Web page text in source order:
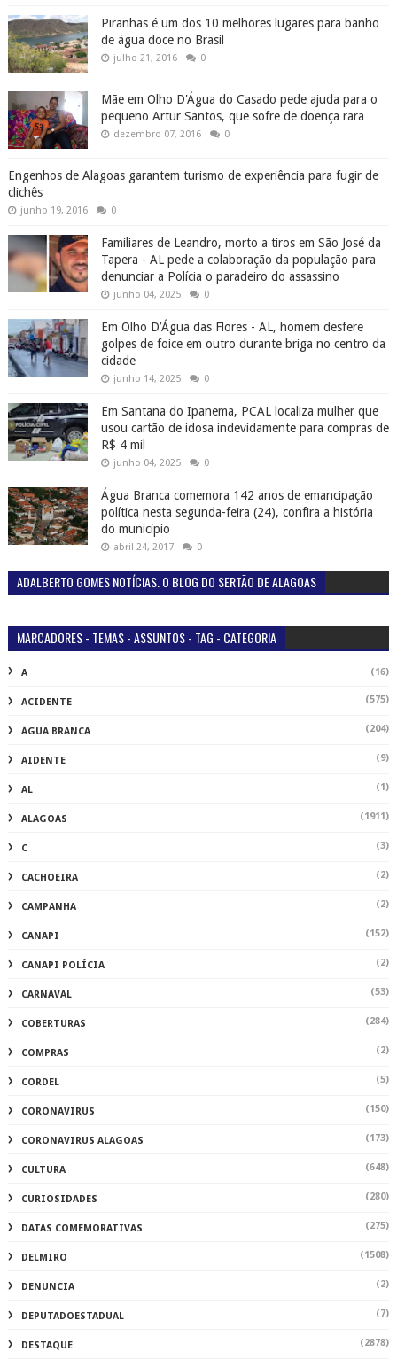
Piranhas é um dos 10 melhores lugares para banho
de água doce no Brasil
julho 21, 2016 0
Mãe em Olho D'Água do Casado pede ajuda para o
pequeno Artur Santos, que sofre de doença rara
dezembro 07, 2016 0
Engenhos de Alagoas garantem turismo de experiência para fugir de
clichês
junho 19, 2016 0
Familiares de Leandro, morto a tiros em São José da
Tapera - AL pede a colaboração da população para
denunciar a Polícia o paradeiro do assassino
junho 04, 2025 0
Em Olho D’Água das Flores - AL, homem desfere
golpes de foice em outro durante briga no centro da
cidade
junho 14, 2025 0
Em Santana do Ipanema, PCAL localiza mulher que
usou cartão de idosa indevidamente para compras de
R$ 4 mil
junho 04, 2025 0
Água Branca comemora 142 anos de emancipação
política nesta segunda-feira (24), confira a história
do município
abril 24, 2017 0
ADALBERTO GOMES NOTÍCIAS. O BLOG DO SERTÃO DE ALAGOAS
MARCADORES - TEMAS - ASSUNTOS - TAG - CATEGORIA
A (16)
ACIDENTE (575)
ÁGUA BRANCA (204)
AIDENTE (9)
AL (1)
ALAGOAS (1911)
C (3)
CACHOEIRA (2)
CAMPANHA (2)
CANAPI (152)
CANAPI POLÍCIA (2)
CARNAVAL (53)
COBERTURAS (284)
COMPRAS (2)
CORDEL (5)
CORONAVIRUS (150)
CORONAVIRUS ALAGOAS (173)
CULTURA (648)
CURIOSIDADES (280)
DATAS COMEMORATIVAS (275)
DELMIRO (1508)
DENUNCIA (2)
DEPUTADOESTADUAL (7)
DESTAQUE (2878)